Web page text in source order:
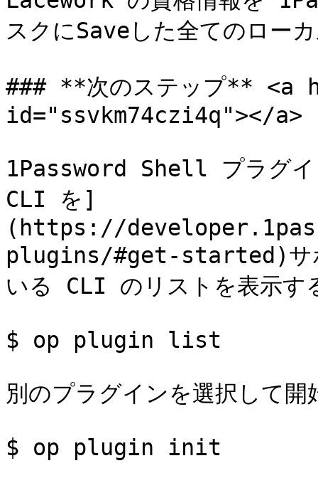
スクにSaveした全てのロー
### **次のステップ** <a
id="ssvkm74czi4q"></a>
1Password Shell プラグイ
CLI を]
(https://
plugins/#get-started)サポ
いる CLI のリストを表示す
$ op plugin list
別のプラグインを選択して
$ op plugin init